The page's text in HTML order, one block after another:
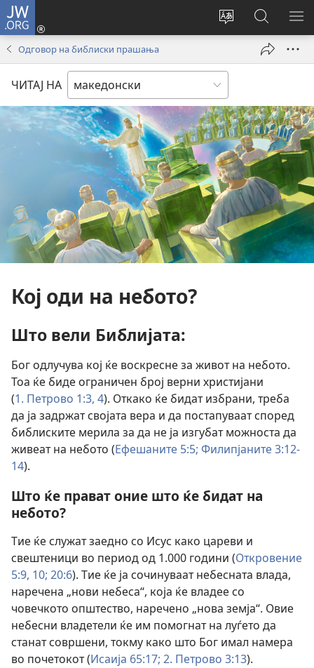
JW.ORG
Смени
јазикот
на
страницата
Најави
се
window)
на
JW.ORG/
Одговор на библиски прашања
ЧИТАЈ НА
Кој оди на небото?
Што вели Библијата:
Бог одлучува кој ќе воскресне за живот на небото.
Тоа ќе биде ограничен број верни христијани
(1. Петрово 1:3, 4). Откако ќе бидат избрани, треба
да ја задржат својата вера и да постапуваат според
библиските мерила за да не ја изгубат можноста да
живеат на небото (Ефешаните 5:5; Филипјаните 3:12-
14).
Што ќе прават оние што ќе бидат на
небото?
Тие ќе служат заедно со Исус како цареви и
свештеници во период од 1.000 години (Откровение
5:9, 10; 20:6). Тие ќе ја сочинуваат небесната влада,
наречена „нови небеса“, која ќе владее со
човечкото општество, наречено „нова земја“. Овие
небесни владетели ќе им помогнат на луѓето да
станат совршени, токму како што Бог имал намера
во почетокот (Исаија 65:17; 2. Петрово 3:13).